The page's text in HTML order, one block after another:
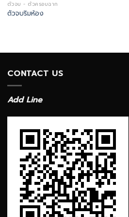
ตัวจบ - ตัวครอบฉาก
ตัวจบริมห้อง
CONTACT US
Add Line